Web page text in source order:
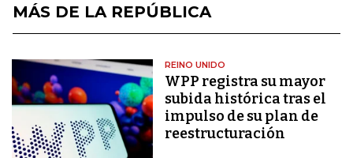
MÁS DE LA REPÚBLICA
REINO UNIDO
WPP registra su mayor
subida histórica tras el
impulso de su plan de
reestructuración